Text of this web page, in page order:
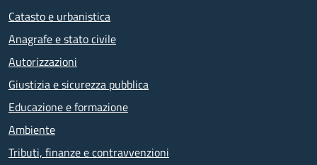
Catasto e urbanistica
Anagrafe e stato civile
Autorizzazioni
Giustizia e sicurezza pubblica
Educazione e formazione
Ambiente
Tributi, finanze e contravvenzioni